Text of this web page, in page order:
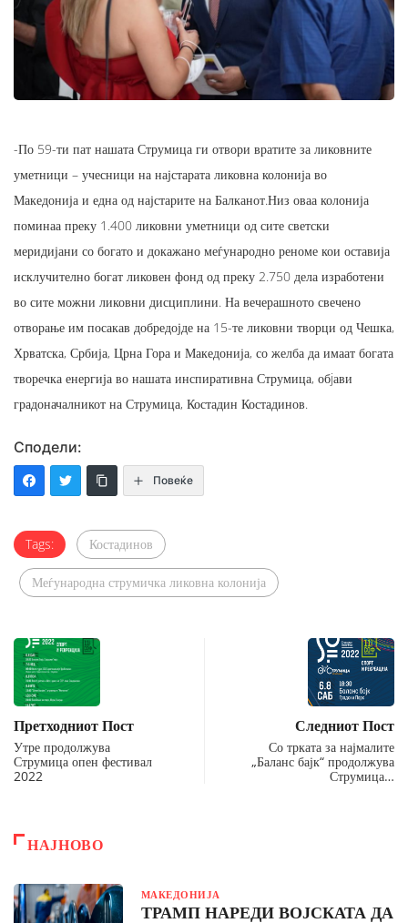
-По 59-ти пат нашата Струмица ги отвори вратите за ликовните
уметници – учесници на најстарата ликовна колонија во
Македонија и една од најстарите на Балканот.Низ оваа колонија
поминаа преку 1.400 ликовни уметници од сите светски
меридијани со богато и докажано меѓународно реноме кои оставија
исклучително богат ликовен фонд од преку 2.750 дела изработени
во сите можни ликовни дисциплини. На вечерашното свечено
отворање им посакав добредојде на 15-те ликовни творци од Чешка,
Хрватска, Србија, Црна Гора и Македонија, со желба да имаат богата
творечка енергија во нашата инспиративна Струмица, обjави
градоначалникот на Струмица, Костадин Костадинов.
Сподели:
Повеќе
Tags: Костадинов
Меѓународна струмичка ликовна колонија
Претходниот Пост
Утре продолжува
Струмица опен фестивал
2022
Следниот Пост
Со трката за најмалите
„Баланс бајк“ продолжува
Струмица…
НАЈНОВО
МАКЕДОНИЈА
ТРАМП НАРЕДИ ВОЈСКАТА ДА